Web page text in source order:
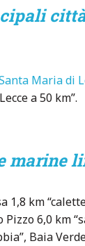
Maria di
a 50 km”.
marine
1,8 km
Pizzo 6,0 km
Baia